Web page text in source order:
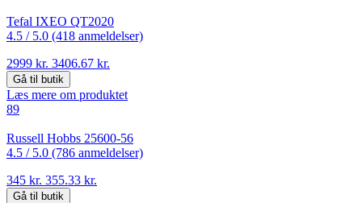
Tefal IXEO QT2020
4.5 /5.0 (418 anmeldelser)
2999 kr. 3406.67 kr.
Gå til butik
Læs mere om produktet
89
Russell Hobbs 25600-56
4.5 /5.0 (786 anmeldelser)
345 kr. 355.33 kr.
Gå til butik